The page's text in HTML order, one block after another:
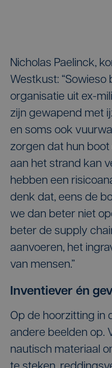
Nicholas Paelinck,
Westkust:
organisatie uit ex-
zijn gewapend met
en soms ook
zorgen dat hun
aan het strand kan
hebben een
denk dat, eens de
we dan beter niet
beter de supply
aanvoeren, het
van mensen.”
Inventiever én
Op de hoorzitting in
andere beelden op.
nautisch materiaal